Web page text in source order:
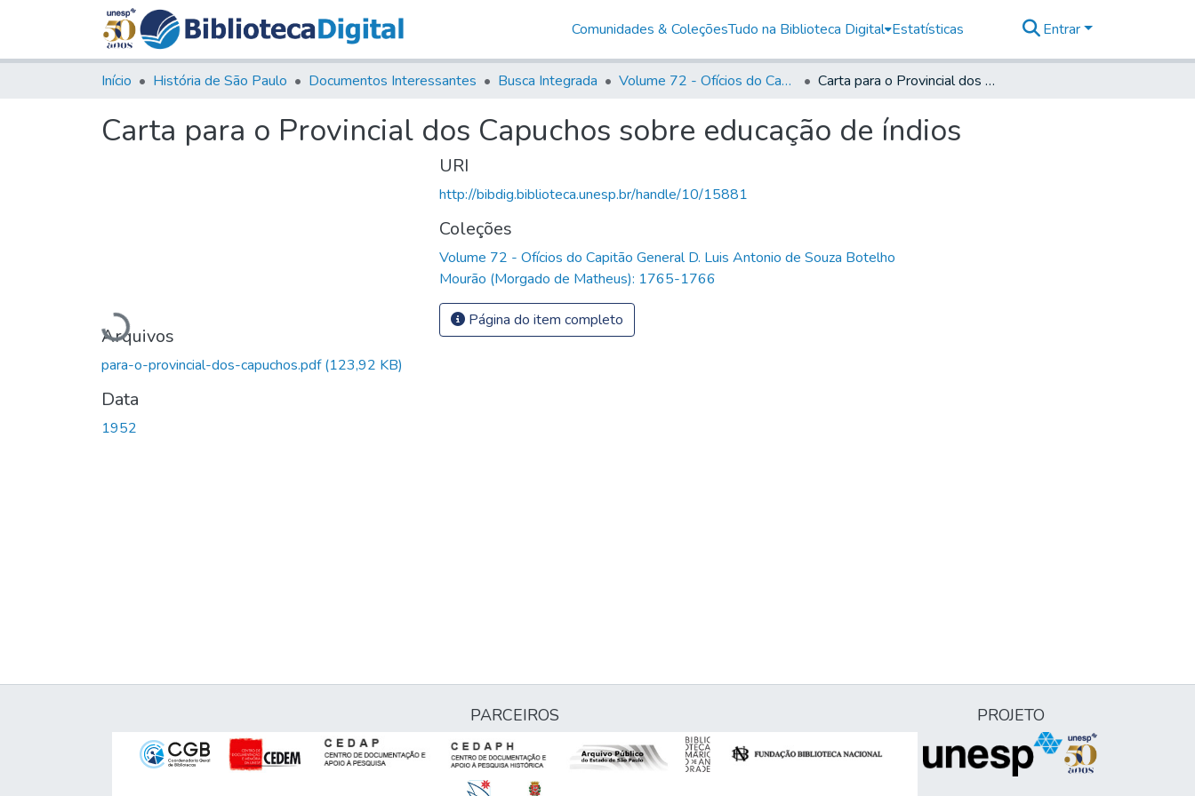
Comunidades & ColeçõesTudo na Biblioteca Digital Estatísticas Entrar
Início História de São Paulo Documentos Interessantes Busca Integrada Volume 72 - Ofícios do Capitão General D. Luis Antonio de Souza Botelho Mourão (Morgado de Matheus): 1765-1766 Carta para o Provincial dos Capuchos sobre educação de índios
Carta para o Provincial dos Capuchos sobre educação de índios
Carregando...
Arquivos
para-o-provincial-dos-capuchos.pdf(123,92 KB)
Data
1952
URI
http://bibdig.biblioteca.unesp.br/handle/10/15881
Coleções
Volume 72 - Ofícios do Capitão General D. Luis Antonio de Souza Botelho
Mourão (Morgado de Matheus): 1765-1766
Página do item completo
PARCEIROS PROJETO